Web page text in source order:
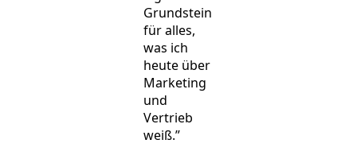
Grundstein
für alles,
was ich
heute über
Marketing
und
Vertrieb
weiß.”